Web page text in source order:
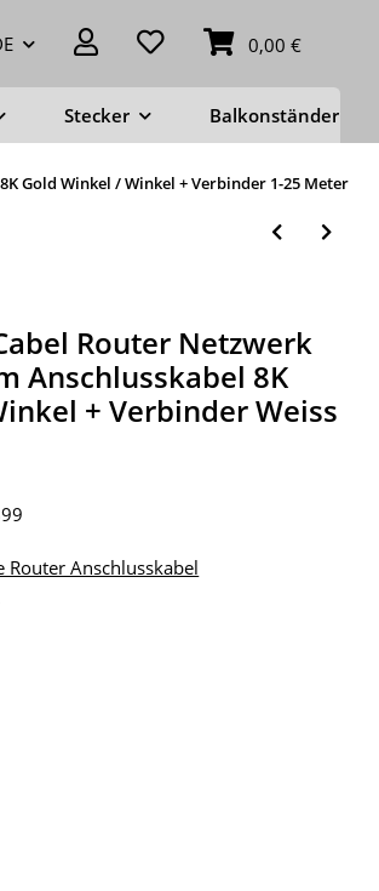
0,00 €
Stecker Balkonständer
Gold Winkel / Winkel + Verbinder 1-25 Meter
Router Netzwerk
Anschlusskabel 8K
+ Verbinder Weiss
Router Anschlusskabel